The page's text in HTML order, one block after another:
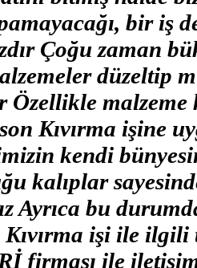
bir iş
Çoğu zaman
düzeltip
Özellikle malzeme
Kıvırma işine
kendi
kalıplar
Ayrıca bu
işi ile
firması ile